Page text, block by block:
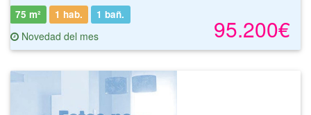
95.200€
75 m² 1 hab. 1 bañ.
Novedad del mes